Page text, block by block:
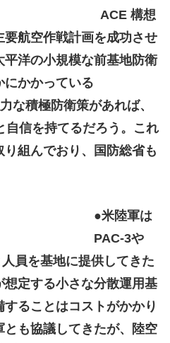
ACE 構想
航空作戦計画を成功させ
平洋の小規模な前基地防衛
にかかっている
な積極防衛策があれば、
自信を持てるだろう。これ
組んでおり、国防総省も
●米陸軍は
PAC-3や
員を基地に提供してきた
定する小さな分散運用基
ることはコストがかかり
も協議してきたが、陸空